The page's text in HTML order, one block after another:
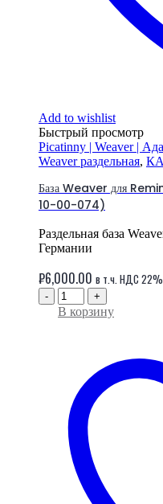
Add to wishlist
Быстрый просмотр
Picatinny | Weaver |
Weaver раздельная,
База Weaver для
10-00-074)
Раздельная база
Германии
₽6,000.00 в т.ч. НДС 22%
- +
В корзину